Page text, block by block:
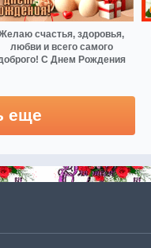
счастья, здоровья,
любви и всего самого
С Днем Рождения
еще